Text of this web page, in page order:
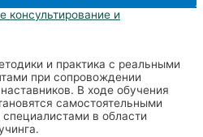
консультирование и
и практика с реальными
при сопровождении
В ходе обучения
самостоятельными
в области